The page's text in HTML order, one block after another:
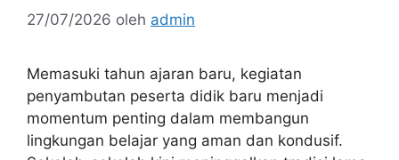
27/07/2026 oleh admin
Memasuki tahun ajaran baru, kegiatan
penyambutan peserta didik baru menjadi
momentum penting dalam membangun
lingkungan belajar yang aman dan kondusif.